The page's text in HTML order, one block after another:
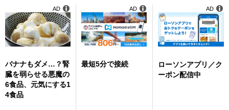
バナナもダメ…？腎
臓を弱らせる悪魔の
6食品、元気にする1
4食品
AD
最短5分で接続
AD
ローソンアプリ／ク
ーポン配信中
AD